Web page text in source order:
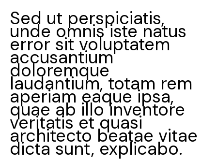
Sed ut perspiciatis,
unde omnis iste natus
error sit voluptatem
accusantium
doloremque
laudantium, totam rem
aperiam eaque ipsa,
quae ab illo inventore
veritatis et quasi
architecto beatae vitae
dicta sunt, explicabo.